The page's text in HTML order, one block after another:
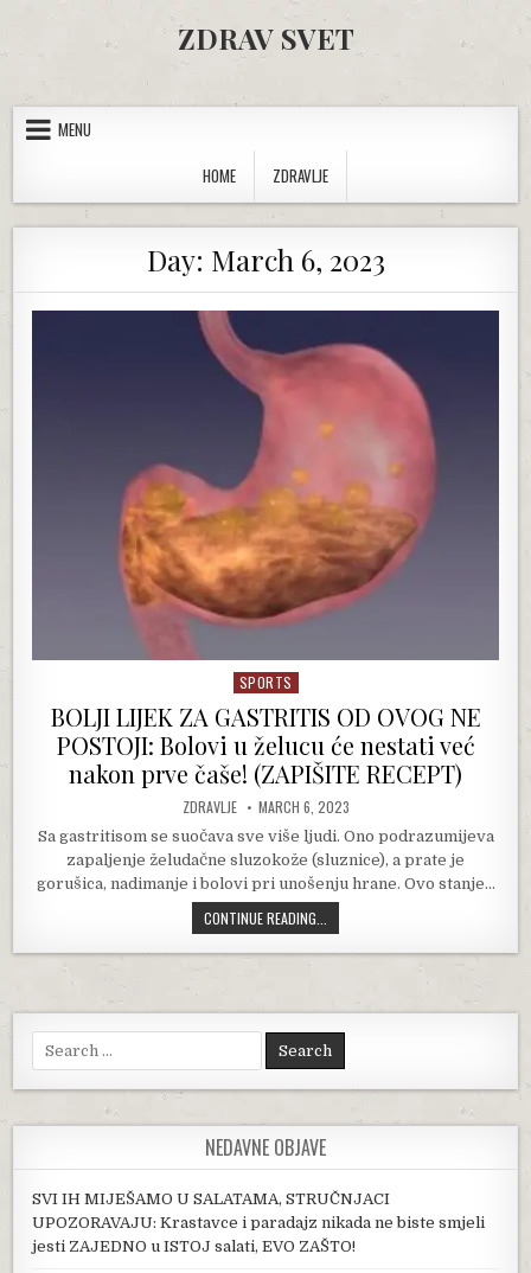
ZDRAV SVET
MENU
HOME
ZDRAVLJE
Day: March 6, 2023
Posted in
SPORTS
BOLJI LIJEK ZA GASTRITIS OD OVOG NE
POSTOJI: Bolovi u želucu će nestati već
nakon prve čaše! (ZAPIŠITE RECEPT)
AUTHOR:
ZDRAVLJE PUBLISHED DATE:
MARCH 6, 2023
Sa gastritisom se suočava sve više ljudi. Ono podrazumijeva
zapaljenje želudačne sluzokože (sluznice), a prate je
gorušica, nadimanje i bolovi pri unošenju hrane. Ovo stanje…
CONTINUE READING...
Search for:
NEDAVNE OBJAVE
SVI IH MIJEŠAMO U SALATAMA, STRUČNJACI
UPOZORAVAJU: Krastavce i paradajz nikada ne biste smjeli
jesti ZAJEDNO u ISTOJ salati, EVO ZAŠTO!